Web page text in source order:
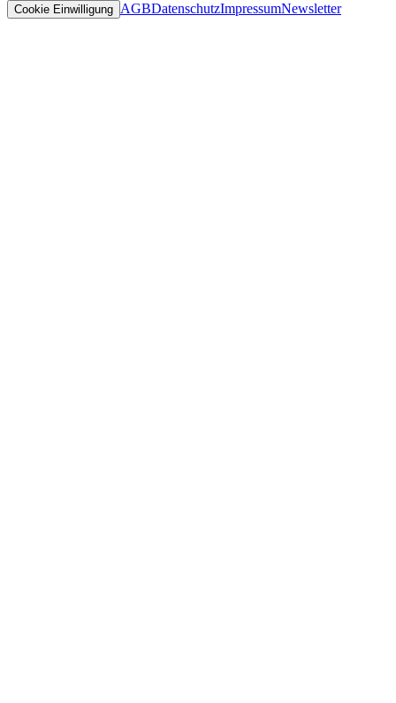
Cookie Einwilligung AGBDatenschutzImpressumNewsletter